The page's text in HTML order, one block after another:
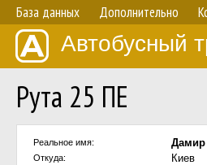
База данных Дополнительно
Автобусный
Рута 25 ПЕ
Реальное имя: Дамир
Откуда: Киев